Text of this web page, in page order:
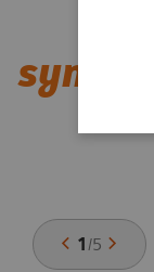
syngo
1/5